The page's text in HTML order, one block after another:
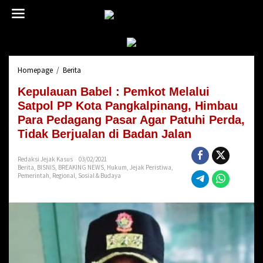
Homepage / Berita
p
u
a
u
n
B
e
m
Kepulauan Babel : Pemkot Melalui
Satpol PP Kota Pangkalpinang, Himbau
Para Pedagang Pasar Agar Patuhi Perda,
Tidak Berjualan di Badan Jalan
Redaksi Jejak Kasus
03/02/2021
Berita, BISNIS, BREAKING NEWS, Hukum, Jejak Peristiwa,
Pemerintah, Regional, Sosial & Budaya